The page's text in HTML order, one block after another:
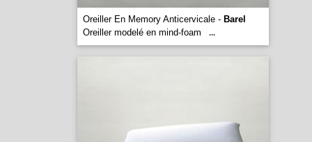
Oreiller En Memory Anticervicale - Barel
Oreiller modelé en mind-foam
...